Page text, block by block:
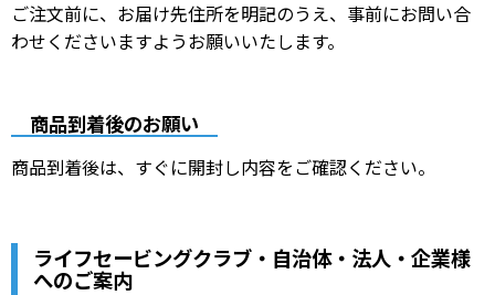
ご注文前に、お届け先住所を明記のうえ、事前にお問い合
わせくださいますようお願いいたします。
商品到着後のお願い
商品到着後は、すぐに開封し内容をご確認ください。
ライフセービングクラブ・自治体・法人・企業様
へのご案内